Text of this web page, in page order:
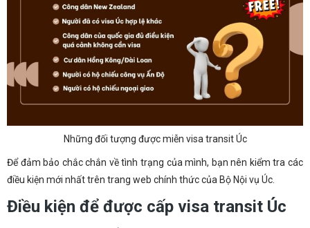
Những đối tượng được miễn visa transit Úc
Để đảm bảo chắc chắn về tình trạng của mình, bạn nên kiểm tra các
điều kiện mới nhất trên trang web chính thức của Bộ Nội vụ Úc.
Điều kiện để được cấp visa transit Úc